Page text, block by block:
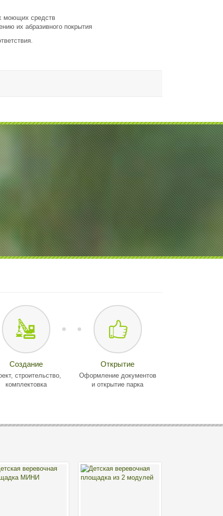
моющих средств
их абразивного покрытия
Создание
строительство,
комплектовка
Открытие
Оформление документов
и открытие парка